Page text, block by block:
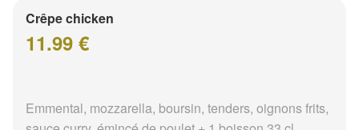
Crêpe chicken
11.99 €
Emmental, mozzarella, boursin, tenders, oignons frits,